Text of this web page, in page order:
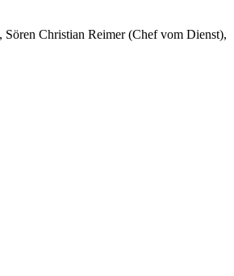
Sören Christian Reimer (Chef vom Dienst),